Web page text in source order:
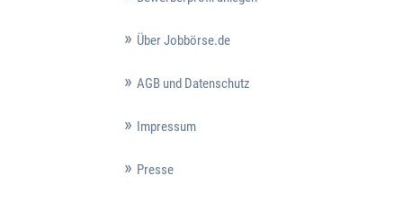
Über Jobbörse.de
AGB und Datenschutz
Impressum
Presse